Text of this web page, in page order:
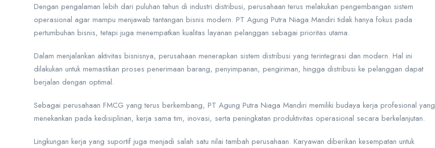
Dengan pengalaman lebih dari puluhan tahun di industri distribusi, perusahaan terus melakukan pengembangan sistem
operasional agar mampu menjawab tantangan bisnis modern. PT Agung Putra Niaga Mandiri tidak hanya fokus pada
pertumbuhan bisnis, tetapi juga menempatkan kualitas layanan pelanggan sebagai prioritas utama.
Dalam menjalankan aktivitas bisnisnya, perusahaan menerapkan sistem distribusi yang terintegrasi dan modern. Hal ini
dilakukan untuk memastikan proses penerimaan barang, penyimpanan, pengiriman, hingga distribusi ke pelanggan dapat
berjalan dengan optimal.
Sebagai perusahaan FMCG yang terus berkembang, PT Agung Putra Niaga Mandiri memiliki budaya kerja profesional yang
menekankan pada kedisiplinan, kerja sama tim, inovasi, serta peningkatan produktivitas operasional secara berkelanjutan.
Lingkungan kerja yang suportif juga menjadi salah satu nilai tambah perusahaan. Karyawan diberikan kesempatan untuk